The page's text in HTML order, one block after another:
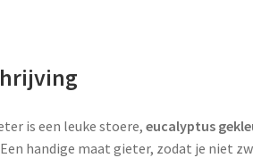
is een leuke stoere, eucalyptus
handige maat gieter, zodat je niet